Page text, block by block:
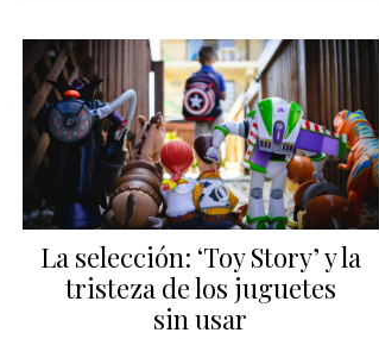
La selección: ‘Toy Story’ y la
tristeza de los juguetes
sin usar